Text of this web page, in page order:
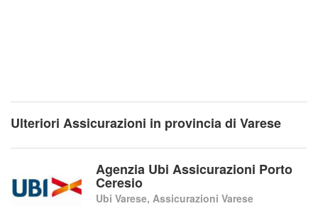
Ulteriori Assicurazioni in provincia di Varese
Agenzia Ubi Assicurazioni Porto
Ceresio
Ubi Varese, Assicurazioni Varese